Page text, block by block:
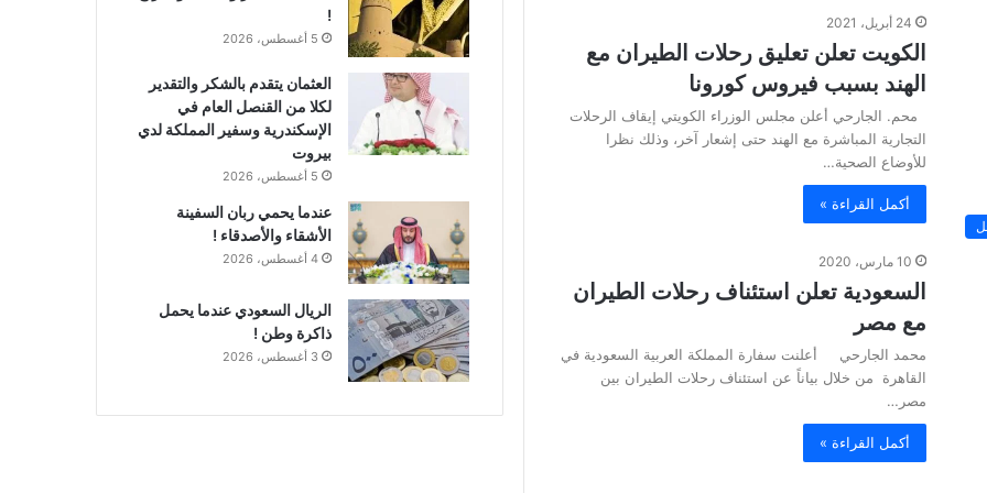
24 أبريل، 2021
الكويت تعلن تعليق رحلات الطيران مع
الهند بسبب فيروس كورونا
محم. الجارحي أعلن مجلس الوزراء الكویتي إیقاف الرحلات
التجاریة المباشرة مع الھند حتى إشعار آخر، وذلك نظرا
للأوضاع الصحیة…
أكمل القراءة »
10 مارس، 2020
السعودية تعلن استئناف رحلات الطيران
مع مصر
محمد الجارحي أعلنت سفارة المملكة العربية السعودية في
القاهرة من خلال بياناً عن استئناف رحلات الطيران بين
مصر…
أكمل القراءة »
!
5 أغسطس، 2026
العثمان يتقدم بالشكر والتقدير
لكلا من القنصل العام في
الإسكندرية وسفير المملكة لدي
بيروت
5 أغسطس، 2026
عندما يحمي ربان السفينة
الأشقاء والأصدقاء !
4 أغسطس، 2026
الريال السعودي عندما يحمل
ذاكرة وطن !
3 أغسطس، 2026